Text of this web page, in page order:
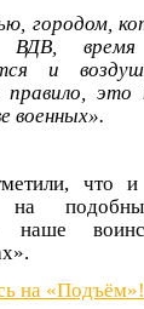
городом,
ВДВ,
и
это
военных».
что
на
наше
на «Подъём»!